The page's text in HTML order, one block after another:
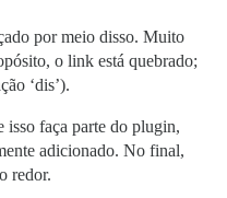
por meio disso. Muito
o link está quebrado;
‘dis’).
isso faça parte do plugin,
adicionado. No final,
redor.